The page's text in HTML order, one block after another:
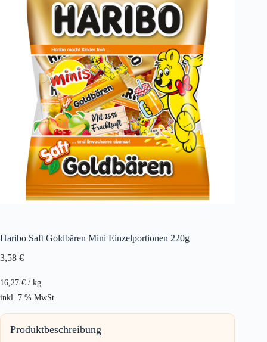
Haribo Saft Goldbären Mini Einzelportionen 220g
3,58 €
16,27 € / kg
inkl. 7 % MwSt.
Produktbeschreibung